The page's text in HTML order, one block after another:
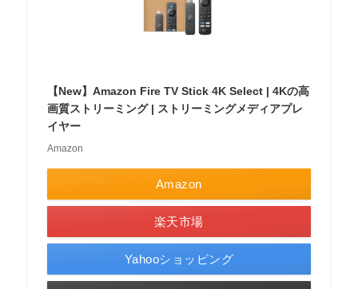
【New】Amazon Fire TV Stick 4K Select | 4Kの高
画質ストリーミング | ストリーミングメディアプレ
イヤー
Amazon
Amazon
楽天市場
Yahooショッピング